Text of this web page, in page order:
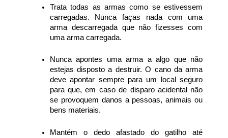
Trata todas as armas como se estivessem
carregadas. Nunca faças nada com uma
arma descarregada que não fizesses com
uma arma carregada.
Nunca apontes uma arma a algo que não
estejas disposto a destruir. O cano da arma
deve apontar sempre para um local seguro
para que, em caso de disparo acidental não
se provoquem danos a pessoas, animais ou
bens materiais.
Mantém o dedo afastado do gatilho até